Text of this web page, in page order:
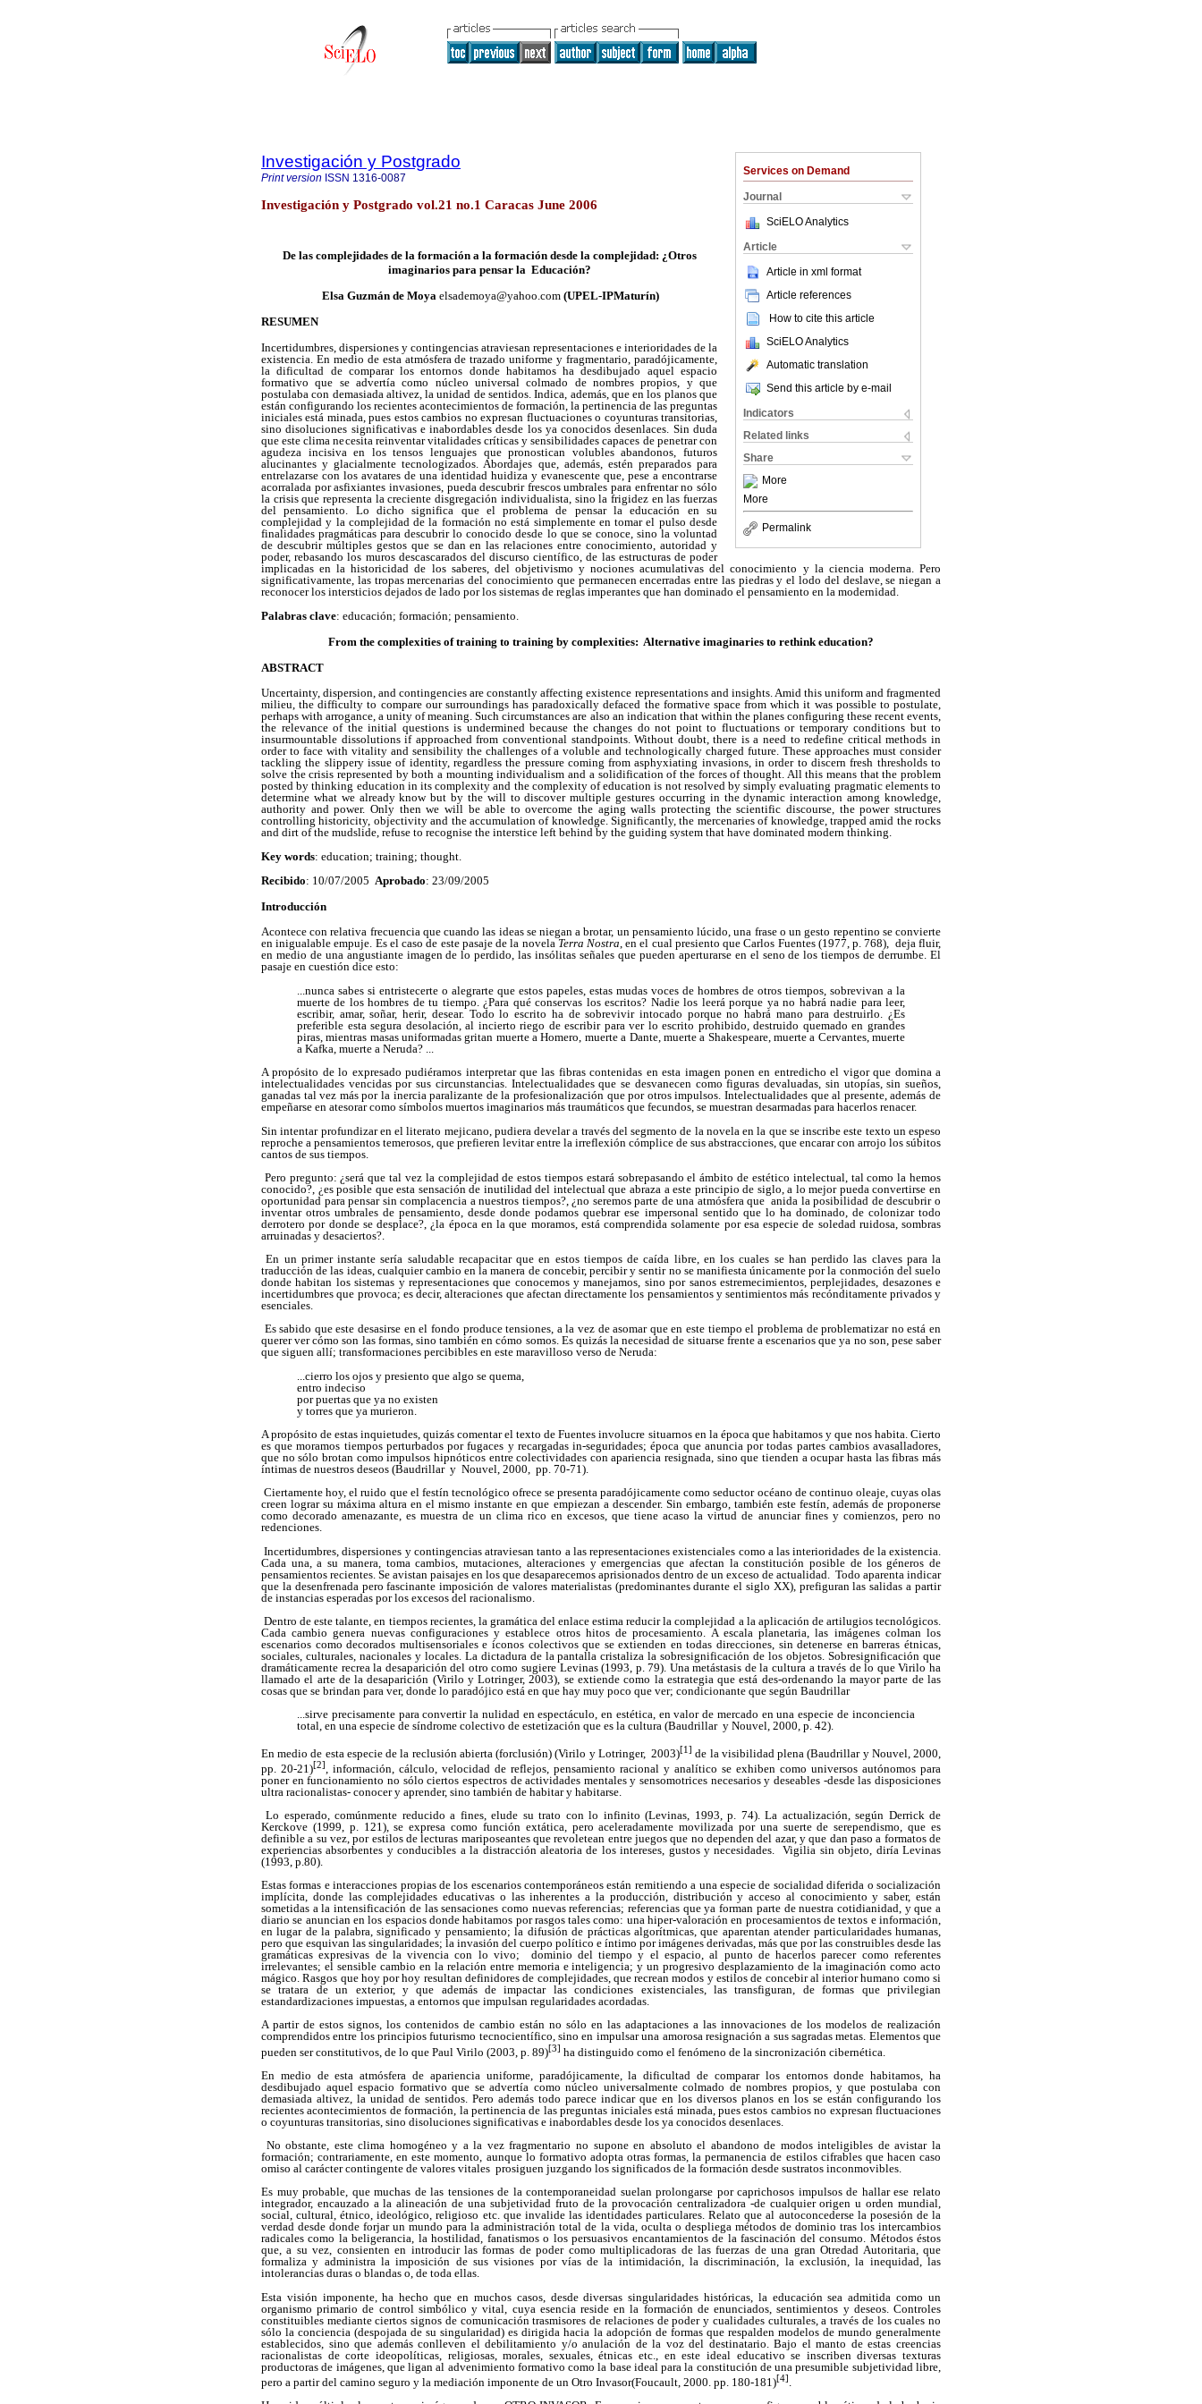
Services on Demand
Journal
SciELO Analytics
Article
Article in xml format
Article references
How to cite this article
SciELO Analytics
Automatic translation
Send this article by e-mail
Indicators
Related links
Share
More
More
Permalink
Investigación y Postgrado
Print version ISSN 1316-0087
Investigación y Postgrado vol.21 no.1 Caracas June 2006
De las complejidades de la formación a la formación desde la complejidad: ¿Otros
imaginarios para pensar la Educación?
Elsa Guzmán de Moya elsademoya@yahoo.com (UPEL-IPMaturín)
RESUMEN
Incertidumbres, dispersiones y contingencias atraviesan representaciones e interioridades de la
existencia. En medio de esta atmósfera de trazado uniforme y fragmentario, paradójicamente,
la dificultad de comparar los entornos donde habitamos ha desdibujado aquel espacio
formativo que se advertía como núcleo universal colmado de nombres propios, y que
postulaba con demasiada altivez, la unidad de sentidos. Indica, además, que en los planos que
están configurando los recientes acontecimientos de formación, la pertinencia de las preguntas
iniciales está minada, pues estos cambios no expresan fluctuaciones o coyunturas transitorias,
sino disoluciones significativas e inabordables desde los ya conocidos desenlaces. Sin duda
que este clima necesita reinventar vitalidades críticas y sensibilidades capaces de penetrar con
agudeza incisiva en los tensos lenguajes que pronostican volubles abandonos, futuros
alucinantes y glacialmente tecnologizados. Abordajes que, además, estén preparados para
entrelazarse con los avatares de una identidad huidiza y evanescente que, pese a encontrarse
acorralada por asfixiantes invasiones, pueda descubrir frescos umbrales para enfrentar no sólo
la crisis que representa la creciente disgregación individualista, sino la frigidez en las fuerzas
del pensamiento. Lo dicho significa que el problema de pensar la educación en su
complejidad y la complejidad de la formación no está simplemente en tomar el pulso desde
finalidades pragmáticas para descubrir lo conocido desde lo que se conoce, sino la voluntad
de descubrir múltiples gestos que se dan en las relaciones entre conocimiento, autoridad y
poder, rebasando los muros descascarados del discurso científico, de las estructuras de poder
implicadas en la historicidad de los saberes, del objetivismo y nociones acumulativas del conocimiento y la ciencia moderna
Pero
significativamente, las tropas mercenarias del conocimiento que permanecen encerradas entre las piedras y el lodo del deslave, se niegan a
reconocer los intersticios dejados de lado por los sistemas de reglas imperantes que han dominado el pensamiento en la modernidad.
Palabras clave: educación; formación; pensamiento.
From the complexities of training to training by complexities: Alternative imaginaries to rethink education?
ABSTRACT
Uncertainty, dispersion, and contingencies are constantly affecting existence representations and insights. Amid this uniform and fragmented
milieu, the difficulty to compare our surroundings has paradoxically defaced the formative space from which it was possible to postulate,
perhaps with arrogance, a unity of meaning. Such circumstances are also an indication that within the planes configuring these recent events,
the relevance of the initial questions is undermined because the changes do not point to fluctuations or temporary conditions but to
insurmountable dissolutions if approached from conventional standpoints. Without doubt, there is a need to redefine critical methods in
order to face with vitality and sensibility the challenges of a voluble and technologically charged future. These approaches must consider
tackling the slippery issue of identity, regardless the pressure coming from asphyxiating invasions, in order to discern fresh thresholds to
solve the crisis represented by both a mounting individualism and a solidification of the forces of thought. All this means that the problem
posted by thinking education in its complexity and the complexity of education is not resolved by simply evaluating pragmatic elements to
determine what we already know but by the will to discover multiple gestures occurring in the dynamic interaction among knowledge,
authority and power. Only then we will be able to overcome the aging walls protecting the scientific discourse, the power structures
controlling historicity, objectivity and the accumulation of knowledge. Significantly, the mercenaries of knowledge, trapped amid the rocks
and dirt of the mudslide, refuse to recognise the interstice left behind by the guiding system that have dominated modern thinking.
Key words: education; training; thought.
Recibido: 10/07/2005 Aprobado: 23/09/2005
Introducción
Acontece con relativa frecuencia que cuando las ideas se niegan a brotar, un pensamiento lúcido, una frase o un gesto repentino se convierte
en inigualable empuje. Es el caso de este pasaje de la novela Terra Nostra, en el cual presiento que Carlos Fuentes (1977, p. 768), deja fluir,
en medio de una angustiante imagen de lo perdido, las insólitas señales que pueden aperturarse en el seno de los tiempos de derrumbe. El
pasaje en cuestión dice esto:
...nunca sabes si entristecerte o alegrarte que estos papeles, estas mudas voces de hombres de otros tiempos, sobrevivan a la
muerte de los hombres de tu tiempo. ¿Para qué conservas los escritos? Nadie los leerá porque ya no habrá nadie para leer,
escribir, amar, soñar, herir, desear. Todo lo escrito ha de sobrevivir intocado porque no habrá mano para destruirlo. ¿Es
preferible esta segura desolación, al incierto riego de escribir para ver lo escrito prohibido, destruido quemado en grandes
piras, mientras masas uniformadas gritan muerte a Homero, muerte a Dante, muerte a Shakespeare, muerte a Cervantes, muerte
a Kafka, muerte a Neruda? ...
A propósito de lo expresado pudiéramos interpretar que las fibras contenidas en esta imagen ponen en entredicho el vigor que domina a
intelectualidades vencidas por sus circunstancias. Intelectualidades que se desvanecen como figuras devaluadas, sin utopías, sin sueños,
ganadas tal vez más por la inercia paralizante de la profesionalización que por otros impulsos. Intelectualidades que al presente, además de
empeñarse en atesorar como símbolos muertos imaginarios más traumáticos que fecundos, se muestran desarmadas para hacerlos renacer.
Sin intentar profundizar en el literato mejicano, pudiera develar a través del segmento de la novela en la que se inscribe este texto un espeso
reproche a pensamientos temerosos, que prefieren levitar entre la irreflexión cómplice de sus abstracciones, que encarar con arrojo los súbitos
cantos de sus tiempos.
Pero pregunto: ¿será que tal vez la complejidad de estos tiempos estará sobrepasando el ámbito de estético intelectual, tal como la hemos
conocido?, ¿es posible que esta sensación de inutilidad del intelectual que abraza a este principio de siglo, a lo mejor pueda convertirse en
oportunidad para pensar sin complacencia a nuestros tiempos?, ¿no seremos parte de una atmósfera que anida la posibilidad de descubrir o
inventar otros umbrales de pensamiento, desde donde podamos quebrar ese impersonal sentido que lo ha dominado, de colonizar todo
derrotero por donde se desplace?, ¿la época en la que moramos, está comprendida solamente por esa especie de soledad ruidosa, sombras
arruinadas y desaciertos?.
En un primer instante sería saludable recapacitar que en estos tiempos de caída libre, en los cuales se han perdido las claves para la
traducción de las ideas, cualquier cambio en la manera de concebir, percibir y sentir no se manifiesta únicamente por la conmoción del suelo
donde habitan los sistemas y representaciones que conocemos y manejamos, sino por sanos estremecimientos, perplejidades, desazones e
incertidumbres que provoca; es decir, alteraciones que afectan directamente los pensamientos y sentimientos más recónditamente privados y
esenciales.
Es sabido que este desasirse en el fondo produce tensiones, a la vez de asomar que en este tiempo el problema de problematizar no está en
querer ver cómo son las formas, sino también en cómo somos. Es quizás la necesidad de situarse frente a escenarios que ya no son, pese saber
que siguen allí; transformaciones percibibles en este maravilloso verso de Neruda:
...cierro los ojos y presiento que algo se quema,
entro indeciso
por puertas que ya no existen
y torres que ya murieron.
A propósito de estas inquietudes, quizás comentar el texto de Fuentes involucre situarnos en la época que habitamos y que nos habita. Cierto
es que moramos tiempos perturbados por fugaces y recargadas in-seguridades; época que anuncia por todas partes cambios avasalladores,
que no sólo brotan como impulsos hipnóticos entre colectividades con apariencia resignada, sino que tienden a ocupar hasta las fibras más
íntimas de nuestros deseos (Baudrillar y Nouvel, 2000, pp. 70-71).
Ciertamente hoy, el ruido que el festín tecnológico ofrece se presenta paradójicamente como seductor océano de continuo oleaje, cuyas olas
creen lograr su máxima altura en el mismo instante en que empiezan a descender. Sin embargo, también este festín, además de proponerse
como decorado amenazante, es muestra de un clima rico en excesos, que tiene acaso la virtud de anunciar fines y comienzos, pero no
redenciones.
Incertidumbres, dispersiones y contingencias atraviesan tanto a las representaciones existenciales como a las interioridades de la existencia.
Cada una, a su manera, toma cambios, mutaciones, alteraciones y emergencias que afectan la constitución posible de los géneros de
pensamientos recientes. Se avistan paisajes en los que desaparecemos aprisionados dentro de un exceso de actualidad. Todo aparenta indicar
que la desenfrenada pero fascinante imposición de valores materialistas (predominantes durante el siglo XX), prefiguran las salidas a partir
de instancias esperadas por los excesos del racionalismo.
Dentro de este talante, en tiempos recientes, la gramática del enlace estima reducir la complejidad a la aplicación de artilugios tecnológicos.
Cada cambio genera nuevas configuraciones y establece otros hitos de procesamiento. A escala planetaria, las imágenes colman los
escenarios como decorados multisensoriales e íconos colectivos que se extienden en todas direcciones, sin detenerse en barreras étnicas,
sociales, culturales, nacionales y locales. La dictadura de la pantalla cristaliza la sobresignificación de los objetos. Sobresignificación que
dramáticamente recrea la desaparición del otro como sugiere Levinas (1993, p. 79). Una metástasis de la cultura a través de lo que Virilo ha
llamado el arte de la desaparición (Virilo yLotringer, 2003), se extiende como la estrategia que está des-ordenando la mayor parte de las
cosas que se brindan para ver, donde lo paradójico está en que hay muy poco que ver; condicionante que según Baudrillar
...sirve precisamente para convertir la nulidad en espectáculo, en estética, en valor de mercado en una especie de inconciencia
total, en una especie de síndrome colectivo de estetización que es la cultura (Baudrillary Nouvel, 2000, p. 42).
En medio de esta especie de la reclusión abierta (forclusión) (Virilo y Lotringer, 2003)[1] de la visibilidad plena (Baudrillar y Nouvel, 2000,
pp. 20-21)[2]
, información, cálculo, velocidad de reflejos, pensamiento racional y analítico se exhiben como universos autónomos para
poner en funcionamiento no sólo ciertos espectros de actividades mentales y sensomotrices necesarios y deseables -desde las disposiciones
ultra racionalistas- conocer y aprender, sino también de habitar y habitarse.
Lo esperado, comúnmente reducido a fines, elude su trato con lo infinito (Levinas, 1993, p. 74). La actualización, según Derrick de
Kerckove (1999, p. 121), se expresa como función extática, pero aceleradamente movilizada por una suerte de serependismo, que es
definible a su vez, por estilos de lecturas mariposeantes que revoletean entre juegos que no dependen del azar, y que dan paso a formatos de
experiencias absorbentes y conducibles a la distracción aleatoria de los intereses, gustos y necesidades. Vigilia sin objeto, diría Levinas
(1993, p.80).
Estas formas e interacciones propias de los escenarios contemporáneos están remitiendo a una especie de socialidad diferida o socialización
implícita, donde las complejidades educativas o las inherentes a la producción, distribución y acceso al conocimiento y saber, están
sometidas a la intensificación de las sensaciones como nuevas referencias; referencias que ya forman parte de nuestra cotidianidad, y que a
diario se anuncian en los espacios donde habitamos por rasgos tales como: una hiper-valoración en procesamientos de textos e información,
en lugar de la palabra, significado y pensamiento; la difusión de prácticas algorítmicas, que aparentan atender particularidades humanas,
pero que esquivan las singularidades; la invasión del cuerpo político e íntimo por imágenes derivadas, más que por las construibles desde las
gramáticas expresivas de la vivencia con lo vivo; dominio del tiempo y el espacio, al punto de hacerlos parecer como referentes
irrelevantes; el sensible cambio en la relación entre memoria e inteligencia; y un progresivo desplazamiento de la imaginación como acto
mágico. Rasgos que hoy por hoy resultan definidores de complejidades, que recrean modos y estilos de concebir al interior humano como si
se tratara de un exterior, y que además de impactar las condiciones existenciales, las transfiguran, de formas que privilegian
estandardizaciones impuestas, a entornos que impulsan regularidades acordadas.
A partir de estos signos, los contenidos de cambio están no sólo en las adaptaciones a las innovaciones de los modelos de realización
comprendidos entre los principios futurismo tecnocientífico, sino en impulsar una amorosa resignación a sus sagradas metas. Elementos que
pueden ser constitutivos, de lo que Paul Virilo (2003, p. 89)[3] ha distinguido como el fenómeno de la sincronización cibernética
En medio de esta atmósfera de apariencia uniforme, paradójicamente, la dificultad de comparar los entornos donde habitamos, ha
desdibujado aquel espacio formativo que se advertía como núcleo universalmente colmado de nombres propios, y que postulaba con
demasiada altivez, la unidad de sentidos. Pero además todo parece indicar que en los diversos planos en los se están configurando los
recientes acontecimientos de formación, la pertinencia de las preguntas iniciales está minada, pues estos cambios no expresan fluctuaciones
o coyunturas transitorias, sino disoluciones significativas e inabordables desde los ya conocidos desenlaces.
No obstante, este clima homogéneo y a la vez fragmentario no supone en absoluto el abandono de modos inteligibles de avistar la
formación; contrariamente, en este momento, aunque lo formativo adopta otras formas, la permanencia de estilos cifrables que hacen caso
omiso al carácter contingente de valores vitales prosiguen juzgando los significados de la formación desde sustratos inconmovibles.
Es muy probable, que muchas de las tensiones de la contemporaneidad suelan prolongarse por caprichosos impulsos de hallar ese relato
integrador, encauzado a la alineación de una subjetividad fruto de la provocación centralizadora -de cualquier origen u orden mundial,
social, cultural, étnico, ideológico, religioso etc. que invalide las identidades particulares. Relato que al autoconcederse la posesión de la
verdad desde donde forjar un mundo para la administración total de la vida, oculta o despliega métodos de dominio tras los intercambios
radicales como la beligerancia, la hostilidad, fanatismos o los persuasivos encantamientos de la fascinación del consumo. Métodos éstos
que, a su vez, consienten en introducir las formas de poder como multiplicadoras de las fuerzas de una gran Otredad Autoritaria, que
formaliza y administra la imposición de sus visiones por vías de la intimidación, la discriminación, la exclusión, la inequidad, las
intolerancias duras o blandas o, de toda ellas.
Esta visión imponente, ha hecho que en muchos casos, desde diversas singularidades históricas, la educación sea admitida como un
organismo primario de control simbólico y vital, cuya esencia reside en la formación de enunciados, sentimientos y deseos. Controles
constituibles mediante ciertos signos de comunicación trasmisores de relaciones de poder y cualidades culturales, a través de los cuales no
sólo la conciencia (despojada de su singularidad) es dirigida hacia la adopción de formas que respalden modelos de mundo generalmente
establecidos, sino que además conlleven el debilitamiento y/o anulación de la voz del destinatario. Bajo el manto de estas creencias
racionalistas de corte ideopolíticas, religiosas, morales, sexuales, étnicas etc., en este ideal educativo se inscriben diversas texturas
productoras de imágenes, que ligan al advenimiento formativo como la base ideal para la constitución de una presumible subjetividad libre,
pero a partir del camino seguro y la mediación imponente de un Otro Invasor(Foucault, 2000. pp. 180-181 )[4]